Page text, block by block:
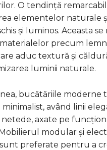
O tendință
elementelor naturale
și luminos. Aceasta
precum
aduc textură și
luminii naturale.
bucătăriile moderne
având linii
axate pe
modular și
preferate pentru a